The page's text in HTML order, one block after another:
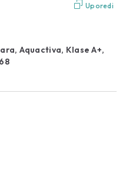
Uporedi
Aquactiva, Klase A+,